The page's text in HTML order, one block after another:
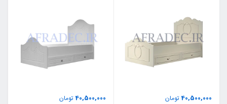
40,500,000تومان
40,500,000تومان